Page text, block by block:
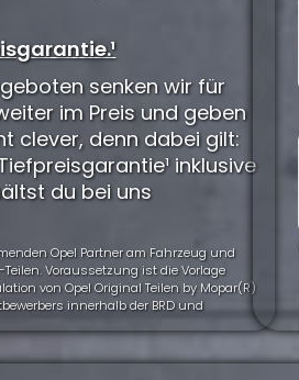
senken wir für
im Preis und geben
clever, denn dabei gilt:
inklusive
du bei uns
Opel Partner am Fahrzeug und
Teilen. Voraussetzung ist die Vorlage
von Opel Original Teilen by Mopar(R)
innerhalb der BRD und